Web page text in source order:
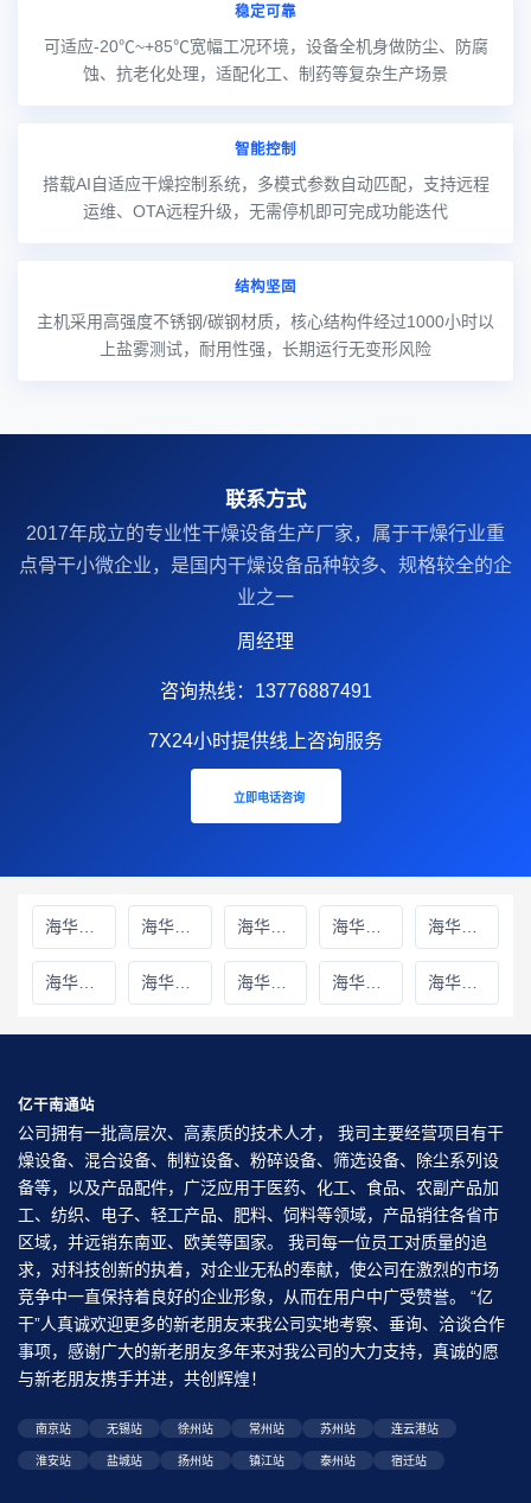
稳定可靠
可适应-20℃~+85℃宽幅工况环境，设备全机身做防尘、防腐
蚀、抗老化处理，适配化工、制药等复杂生产场景
智能控制
搭载AI自适应干燥控制系统，多模式参数自动匹配，支持远程
运维、OTA远程升级，无需停机即可完成功能迭代
结构坚固
主机采用高强度不锈钢/碳钢材质，核心结构件经过1000小时以
上盐雾测试，耐用性强，长期运行无变形风险
联系方式
2017年成立的‌专业性干燥设备生产厂家‌，属于干燥行业重
点骨干小微企业，是国内干燥设备品种较多、规格较全的企
业之一
周经理
咨询热线：13776887491
7X24小时提供线上咨询服务
立即电话咨询
海华财务雅安线上分站 海华财务绵阳线上分站 海华财务甘孜藏族自治州线上分站 海华财务巴中线上分站 海华财务阿坝藏族羌族自治州线上分站
海华财务成都线上分站 海华财务遂宁线上分站 海华财务广元线上分站 海华财务广安线上分站 海华财务德阳线上分站
亿干南通站
公司拥有一批高层次、高素质的技术人才， 我司主要经营项目有干
燥设备、混合设备、制粒设备、粉碎设备、筛选设备、除尘系列设
备等，以及产品配件，广泛应用于医药、化工、食品、农副产品加
工、纺织、电子、轻工产品、肥料、饲料等领域，产品销往各省市
区域，并远销东南亚、欧美等国家。 我司每一位员工对质量的追
求，对科技创新的执着，对企业无私的奉献，使公司在激烈的市场
竞争中一直保持着良好的企业形象，从而在用户中广受赞誉。 “亿
干”人真诚欢迎更多的新老朋友来我公司实地考察、垂询、洽谈合作
事项，感谢广大的新老朋友多年来对我公司的大力支持，真诚的愿
与新老朋友携手并进，共创辉煌！
南京站 无锡站 徐州站 常州站 苏州站 连云港站
淮安站 盐城站 扬州站 镇江站 泰州站 宿迁站